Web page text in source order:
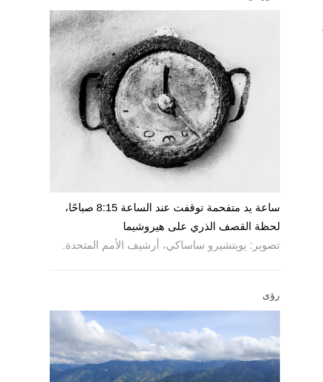
ساعة يد متفحمة توقفت عند الساعة 8:15 صباحًا،
لحظة القصف الذري على هيروشيما
تصوير: يويتشيرو ساساكي، أرشيف الأمم المتحدة.
رؤى